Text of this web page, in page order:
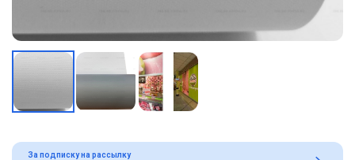
За подписку на рассылку